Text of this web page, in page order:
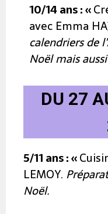
10/14 ans :«
avec Emma
calendriers de
Noël mais
DU 27
5/11 ans : «
LEMOY.
Noël.